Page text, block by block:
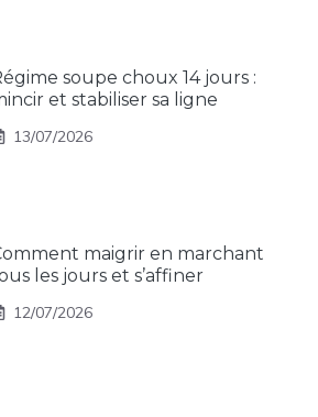
soupe choux 14 jours :
et stabiliser sa ligne
13/07/2026
maigrir en marchant
les jours et s’affiner
12/07/2026